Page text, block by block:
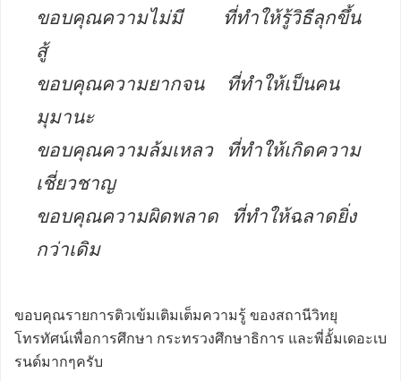
ขอบคุณความไม่มี ที่ทำให้รู้วิธีลุกขึ้น
สู้
ขอบคุณความยากจน ที่ทำให้เป็นคน
มุมานะ
ขอบคุณความล้มเหลว ที่ทำให้เกิดความ
เชี่ยวชาญ
ขอบคุณความผิดพลาด ที่ทำให้ฉลาดยิ่ง
กว่าเดิม
ขอบคุณรายการติวเข้มเติมเต็มความรู้ ของสถานีวิทยุ
โทรทัศน์เพื่อการศึกษา กระทรวงศึกษาธิการ และพี่อั้มเดอะเบ
รนด์มากๆครับ